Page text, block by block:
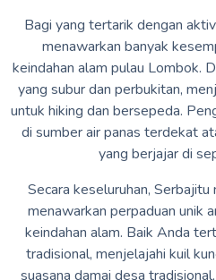
Bagi yang tertarik dengan
menawarkan banyak
keindahan alam pulau Lombok.
yang subur dan perbukitan,
untuk hiking dan bersepeda.
di sumber air panas terdekat
yang berjajar di
Secara keseluruhan,
menawarkan perpaduan unik
keindahan alam. Baik Anda
tradisional, menjelajahi kuil
suasana damai desa